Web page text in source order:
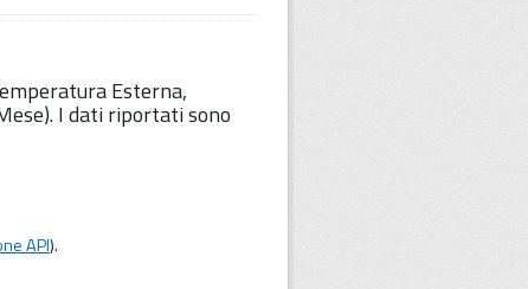
Esterna,
I dati riportati sono
API).